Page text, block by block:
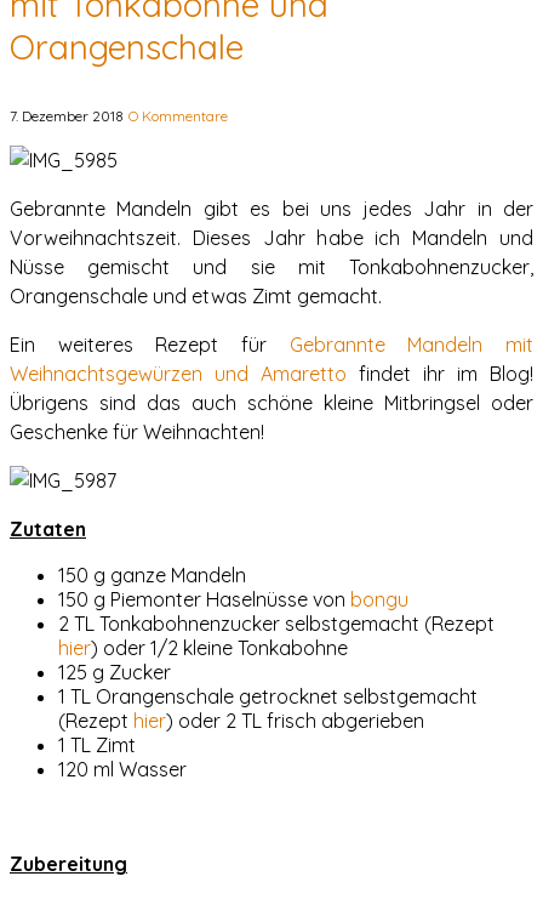
Orangenschale
7. Dezember 2018 O Kommentare
Gebrannte Mandeln gibt es bei uns jedes Jahr in der
Vorweihnachtszeit. Dieses Jahr habe ich Mandeln und
Nüsse gemischt und sie mit Tonkabohnenzucker,
Orangenschale und etwas Zimt gemacht.
Ein weiteres Rezept für Gebrannte Mandeln mit
Weihnachtsgewürzen und Amaretto findet ihr im Blog!
Übrigens sind das auch schöne kleine Mitbringsel oder
Geschenke für Weihnachten!
Zutaten
150 g ganze Mandeln
150 g Piemonter Haselnüsse von bongu
2 TL Tonkabohnenzucker selbstgemacht (Rezept
hier) oder 1/2 kleine Tonkabohne
125 g Zucker
1 TL Orangenschale getrocknet selbstgemacht
(Rezept hier) oder 2 TL frisch abgerieben
1 TL Zimt
120 ml Wasser
Zubereitung